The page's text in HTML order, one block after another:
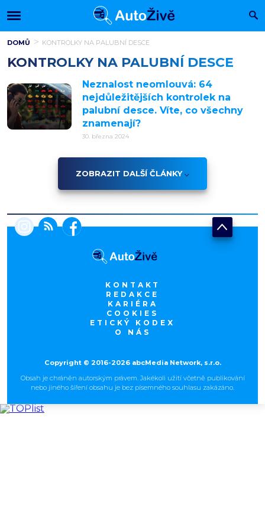
DOMŮ KONTROLKY NA PALUBNÍ DESCE
KONTROLKY NA PALUBNÍ DESCE
Neznalost neomlouvá: 64
nejdůležitějších kontrolek na
palubní desce. Víte, co všechny
znamenají?
30. března 2024
ZOBRAZIT DALŠÍ ČLÁNKY
KONTAKT
REDAKCE
KARIÉRA
COOKIES
ETICKÝ KODEX
O NÁS
Copyright © 2016-2026 abcMedia Network, s.r.o.
Obsah je chráněn autorským právem. Jakékoli užití včetně publikování
nebo jiného šíření obsahu je bez písemného souhlasu zakázáno.